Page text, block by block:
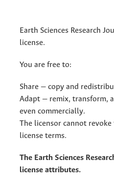
Earth Sciences Research
license.
You are free to:
Share — copy and
Adapt — remix, transform,
even commercially.
The licensor cannot
license terms.
The Earth Sciences
license attributes.